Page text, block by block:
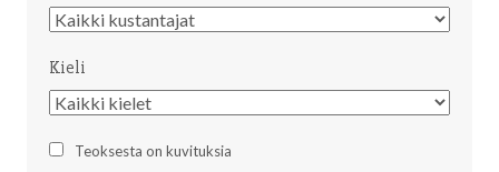
Kustantaja
Kieli
Kieli
Teoksesta on kuvituksia